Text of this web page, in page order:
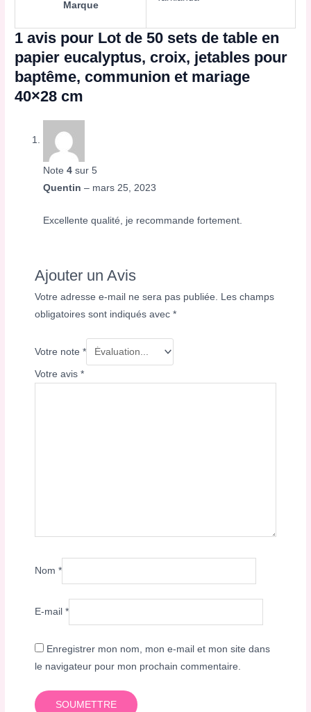
Marque
1 avis pour Lot de 50 sets de table en
papier eucalyptus, croix, jetables pour
baptême, communion et mariage
40×28 cm
Note4 sur 5
Quentin– mars 25, 2023
Excellente qualité, je recommande fortement.
Ajouter un Avis
Votre adresse e-mail ne sera pas publiée.
Les champs
obligatoires sont indiqués avec*
Votre note*
Votre avis*
Nom*
E-mail*
Enregistrer mon nom, mon e-mail et mon site dans
le navigateur pour mon prochain commentaire.